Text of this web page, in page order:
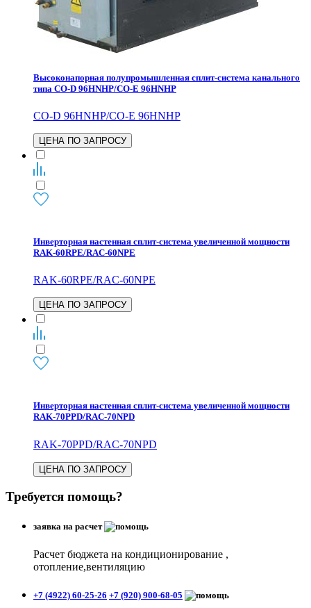
Высоконапорная полупромышленная сплит-система канального
типа CO-D 96HNHP/CO-E 96HNHP
CO-D 96HNHP/CO-E 96HNHP
ЦЕНА ПО ЗАПРОСУ
Инверторная настенная сплит-система увеличенной мощности
RAK-60RPE/RAC-60NPE
RAK-60RPE/RAC-60NPE
ЦЕНА ПО ЗАПРОСУ
Инверторная настенная сплит-система увеличенной мощности
RAK-70PPD/RAC-70NPD
RAK-70PPD/RAC-70NPD
ЦЕНА ПО ЗАПРОСУ
Требуется помощь?
заявка на расчет
Расчет бюджета на кондиционирование ,
отопление,вентиляцию
+7 (4922) 60-25-26 +7 (920) 900-68-05